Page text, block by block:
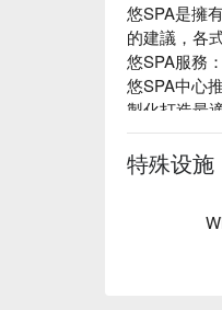
悠SPA是擁
的建議，各
悠SPA服務
悠SPA中心
製化打造最
悠SPA中心
特殊设施